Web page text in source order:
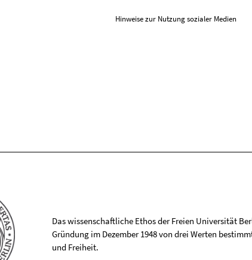
Hinweise zur Nutzung sozialer Medien
Das wissenschaftliche Ethos der Freien Universität
Gründung im Dezember 1948 von drei Werten
und Freiheit.